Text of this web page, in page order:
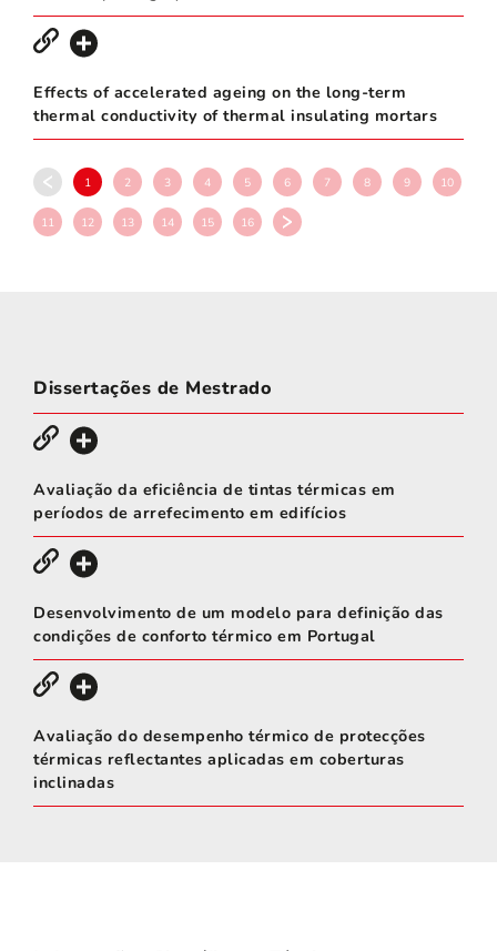
Effects of accelerated ageing on the long-term
thermal conductivity of thermal insulating mortars
1 2 3 4 5 6 7 8 9 10
11 12 13 14 15 16
Dissertações de Mestrado
Avaliação da eficiência de tintas térmicas em
períodos de arrefecimento em edifícios
Desenvolvimento de um modelo para definição das
condições de conforto térmico em Portugal
Avaliação do desempenho térmico de protecções
térmicas reflectantes aplicadas em coberturas
inclinadas